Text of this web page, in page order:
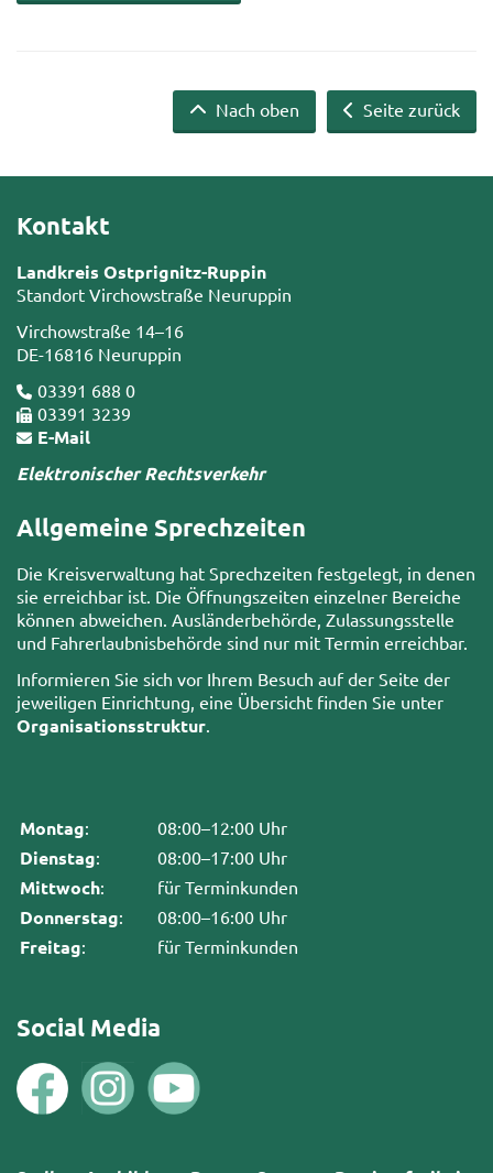
Seite zurück
Nach oben
Kontakt
Landkreis Ostprignitz-Ruppin
Standort Virchowstraße Neuruppin
Virchowstraße 14–16
DE-16816 Neuruppin
03391 688 0
03391 3239
E-Mail
Elektronischer Rechtsverkehr
Allgemeine Sprechzeiten
Die Kreisverwaltung hat Sprechzeiten festgelegt, in denen
sie erreichbar ist. Die Öffnungszeiten einzelner Bereiche
können abweichen. Ausländerbehörde, Zulassungsstelle
und Fahrerlaubnisbehörde sind nur mit Termin erreichbar.
Informieren Sie sich vor Ihrem Besuch auf der Seite der
jeweiligen Einrichtung, eine Übersicht finden Sie unter
Organisationsstruktur
Montag: 08:00–12:00 Uhr
Dienstag: 08:00–17:00 Uhr
Mittwoch: für Terminkunden
Donnerstag: 08:00–16:00 Uhr
Freitag: für Terminkunden
Social Media